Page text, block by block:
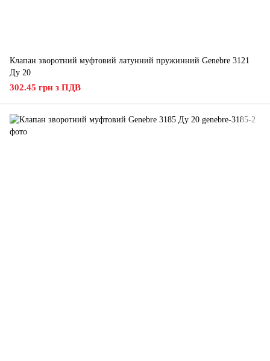
Клапан зворотний муфтовий латунний пружинний Genebre 3121
Ду 20
302.45 грн з ПДВ